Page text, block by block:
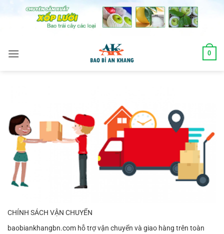
0
CHÍNH SÁCH VẬN CHUYỂN
baobiankhangbn.com hỗ trợ vận chuyển và giao hàng trên toàn